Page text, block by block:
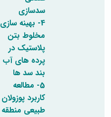
سدسازی
4- بهینه سازی
مخلوط بتن
پلاستیک در
پرده های آب
بند سد ها
5- مطالعه
کاربرد پوزولان
طبیعی منطقه